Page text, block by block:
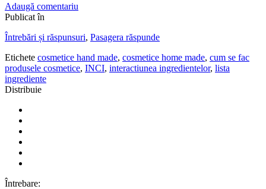
Adaugă comentariu
Publicat în
Întrebări și răspunsuri, Pasagera răspunde
Etichete cosmetice hand made, cosmetice home made, cum se fac
produsele cosmetice, INCI, interactiunea ingredientelor, lista
ingrediente
Distribuie
Întrebare: